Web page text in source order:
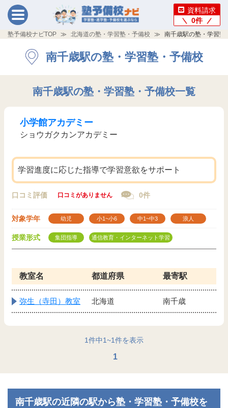
資料請求
0件
塾予備校ナビTOP 北海道の塾・学習塾・予備校 南千歳駅の塾・学習塾
南千歳駅の塾・学習塾・予備校
南千歳駅の塾・学習塾・予備校一覧
小学館アカデミー
ショウガクカンアカデミー
学習進度に応じた指導で学習意欲をサポート
口コミ評価 口コミがありません 0件
対象学年 幼児 小1~小6 中1~中3 浪人
授業形式 集団指導 通信教育・インターネット学習
教室名 都道府県 最寄駅
弥生（寺田）教室 北海道 南千歳
1件中1~1件を表示
1
南千歳駅の近隣の駅から塾・学習塾・予備校を